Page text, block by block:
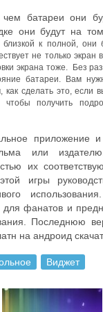
батареи они
они будут на
близкой к полной, они
не только экран
экрана тоже.
Без
батареи.
Вам
как сделать это, если
чтобы получить
приложение
или
их
игры
фанатов и
Последнюю
на андроид
Виджет